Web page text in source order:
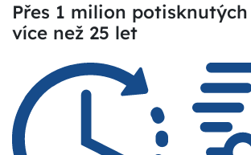
Přes 1 milion
více než 25 let